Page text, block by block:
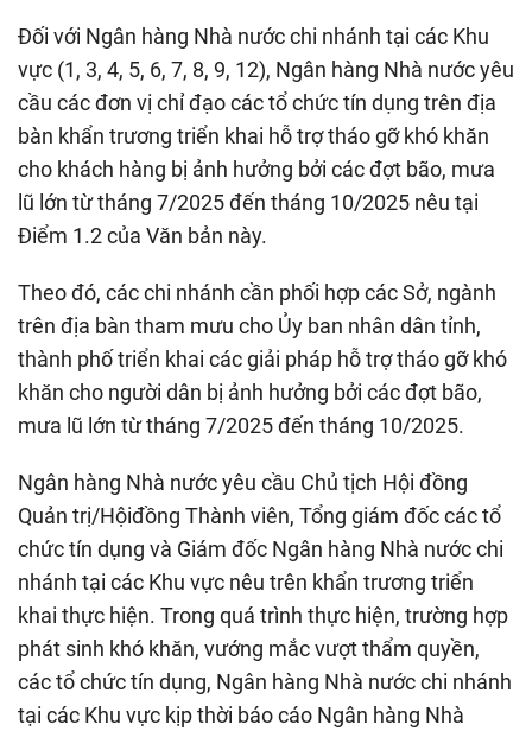
Đối với Ngân hàng Nhà nước chi nhánh tại các Khu
vực (1, 3, 4, 5, 6, 7, 8, 9, 12), Ngân hàng Nhà nước yêu
cầu các đơn vị chỉ đạo các tổ chức tín dụng trên địa
bàn khẩn trương triển khai hỗ trợ tháo gỡ khó khăn
cho khách hàng bị ảnh hưởng bởi các đợt bão, mưa
lũ lớn từ tháng 7/2025 đến tháng 10/2025 nêu tại
Điểm 1.2 của Văn bản này.
Theo đó, các chi nhánh cần phối hợp các Sở, ngành
trên địa bàn tham mưu cho Ủy ban nhân dân tỉnh,
thành phố triển khai các giải pháp hỗ trợ tháo gỡ khó
khăn cho người dân bị ảnh hưởng bởi các đợt bão,
mưa lũ lớn từ tháng 7/2025 đến tháng 10/2025.
Ngân hàng Nhà nước yêu cầu Chủ tịch Hội đồng
Quản trị/Hộiđồng Thành viên, Tổng giám đốc các tổ
chức tín dụng và Giám đốc Ngân hàng Nhà nước chi
nhánh tại các Khu vực nêu trên khẩn trương triển
khai thực hiện. Trong quá trình thực hiện, trường hợp
phát sinh khó khăn, vướng mắc vượt thẩm quyền,
các tổ chức tín dụng, Ngân hàng Nhà nước chi nhánh
tại các Khu vực kịp thời báo cáo Ngân hàng Nhà